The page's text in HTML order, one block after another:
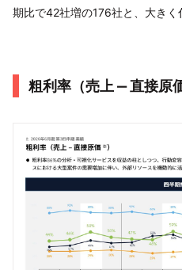
期比で42社増の176社と、大きく
粗利率（売上 ‒ 直接原価